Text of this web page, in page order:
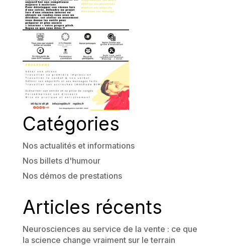
Catégories
Nos actualités et informations
Nos billets d'humour
Nos démos de prestations
Articles récents
Neurosciences au service de la vente : ce que
la science change vraiment sur le terrain